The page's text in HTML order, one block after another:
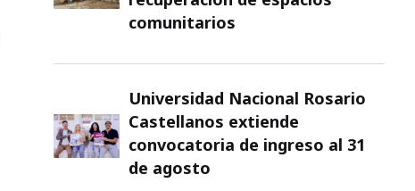
comunitarios
Universidad Nacional Rosario
Castellanos extiende
convocatoria de ingreso al 31
de agosto